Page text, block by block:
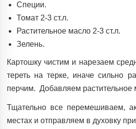
Специи.
Томат 2-3 ст.л.
Растительное масло 2-3 ст.л.
Зелень.
Картошку чистим и нарезаем
тереть на терке, иначе сильно
перчим. Добавляем растительное
Тщательно все перемешиваем,
местах и отправляем в духовку